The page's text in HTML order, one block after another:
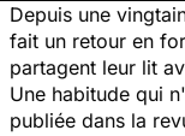
Depuis une
fait un retour en
partagent leur lit
Une habitude qui
publiée dans la